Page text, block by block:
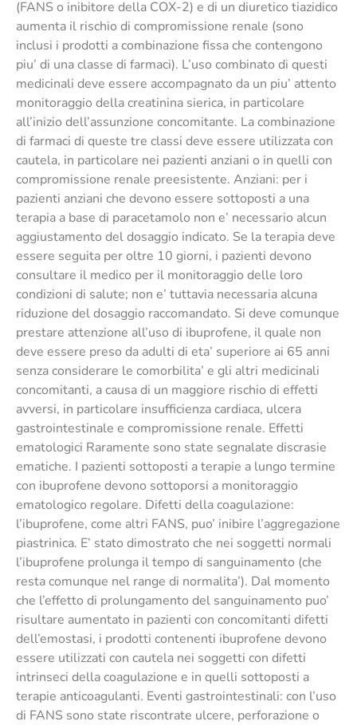
(FANS o inibitore della COX-2) e di un diuretico tiazidico
aumenta il rischio di compromissione renale (sono
inclusi i prodotti a combinazione fissa che contengono
piu’ di una classe di farmaci). L’uso combinato di questi
medicinali deve essere accompagnato da un piu’ attento
monitoraggio della creatinina sierica, in particolare
all’inizio dell’assunzione concomitante. La combinazione
di farmaci di queste tre classi deve essere utilizzata con
cautela, in particolare nei pazienti anziani o in quelli con
compromissione renale preesistente. Anziani: per i
pazienti anziani che devono essere sottoposti a una
terapia a base di paracetamolo non e’ necessario alcun
aggiustamento del dosaggio indicato. Se la terapia deve
essere seguita per oltre 10 giorni, i pazienti devono
consultare il medico per il monitoraggio delle loro
condizioni di salute; non e’ tuttavia necessaria alcuna
riduzione del dosaggio raccomandato. Si deve comunque
prestare attenzione all’uso di ibuprofene, il quale non
deve essere preso da adulti di eta’ superiore ai 65 anni
senza considerare le comorbilita’ e gli altri medicinali
concomitanti, a causa di un maggiore rischio di effetti
avversi, in particolare insufficienza cardiaca, ulcera
gastrointestinale e compromissione renale. Effetti
ematologici Raramente sono state segnalate discrasie
ematiche. I pazienti sottoposti a terapie a lungo termine
con ibuprofene devono sottoporsi a monitoraggio
ematologico regolare. Difetti della coagulazione:
l’ibuprofene, come altri FANS, puo’ inibire l’aggregazione
piastrinica. E’ stato dimostrato che nei soggetti normali
l’ibuprofene prolunga il tempo di sanguinamento (che
resta comunque nel range di normalita’). Dal momento
che l’effetto di prolungamento del sanguinamento puo’
risultare aumentato in pazienti con concomitanti difetti
dell’emostasi, i prodotti contenenti ibuprofene devono
essere utilizzati con cautela nei soggetti con difetti
intrinseci della coagulazione e in quelli sottoposti a
terapie anticoagulanti. Eventi gastrointestinali: con l’uso
di FANS sono state riscontrate ulcere, perforazione o